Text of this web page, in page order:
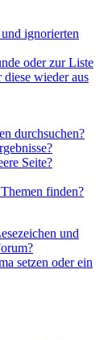
ignorierten
oder zur Liste
wieder aus
durchsuchen?
Seite?
finden?
und
setzen oder ein